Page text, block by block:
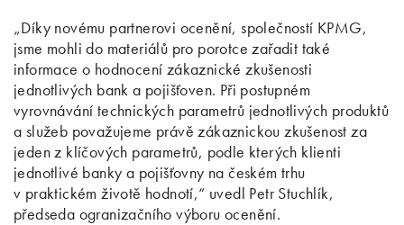
„Díky novému partnerovi ocenění, společností KPMG,
jsme mohli do materiálů pro porotce zařadit také
informace o hodnocení zákaznické zkušenosti
jednotlivých bank a pojišťoven. Při postupném
vyrovnávání technických parametrů jednotlivých produktů
a služeb považujeme právě zákaznickou zkušenost za
jeden z klíčových parametrů, podle kterých klienti
jednotlivé banky a pojišťovny na českém trhu
v praktickém životě hodnotí,“ uvedl Petr Stuchlík,
předseda ogranizačního výboru ocenění.